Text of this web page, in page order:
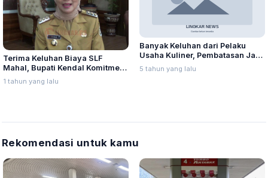
Terima Keluhan Biaya SLF
Mahal, Bupati Kendal Komitmen
Cari Solusi
1 tahun yang lalu
Banyak Keluhan dari Pelaku
Usaha Kuliner, Pembatasan Jam
Malam pada PPKM Perlu
Evaluasi
5 tahun yang lalu
Rekomendasi untuk kamu